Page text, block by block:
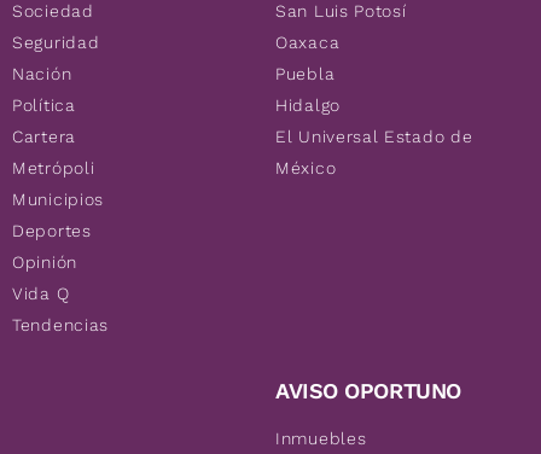
Sociedad
Seguridad
Nación
Política
Cartera
Metrópoli
Municipios
Deportes
Opinión
Vida Q
Tendencias
San Luis Potosí
Oaxaca
Puebla
Hidalgo
El Universal Estado de
México
AVISO OPORTUNO
Inmuebles